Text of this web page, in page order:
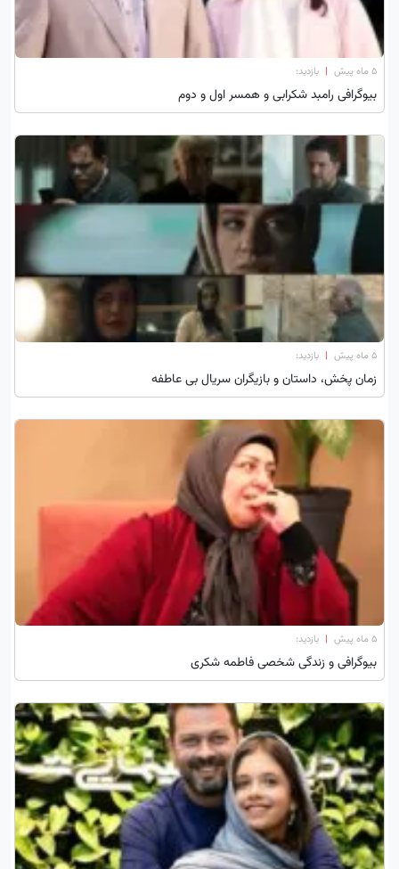
۵ ماه پیش | بازدید:
بیوگرافی رامبد شکرابی و همسر اول و دوم
۵ ماه پیش | بازدید:
زمان پخش، داستان و بازیگران سریال بی عاطفه
۵ ماه پیش | بازدید:
بیوگرافی و زندگی شخصی فاطمه شکری